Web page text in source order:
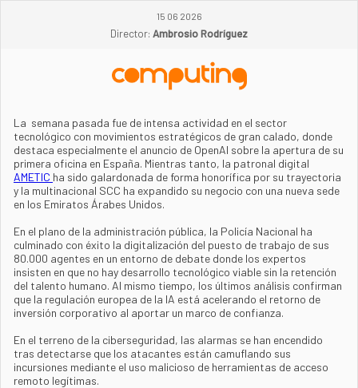
15 06 2026
Director: Ambrosio Rodríguez
La semana pasada fue de intensa actividad en el sector
tecnológico con movimientos estratégicos de gran calado, donde
destaca especialmente el anuncio de OpenAI sobre la apertura de su
primera oficina en España. Mientras tanto, la patronal digital
AMETIC ha sido galardonada de forma honorífica por su trayectoria
y la multinacional SCC ha expandido su negocio con una nueva sede
en los Emiratos Árabes Unidos.
En el plano de la administración pública, la Policía Nacional ha
culminado con éxito la digitalización del puesto de trabajo de sus
80.000 agentes en un entorno de debate donde los expertos
insisten en que no hay desarrollo tecnológico viable sin la retención
del talento humano. Al mismo tiempo, los últimos análisis confirman
que la regulación europea de la IA está acelerando el retorno de
inversión corporativo al aportar un marco de confianza.
En el terreno de la ciberseguridad, las alarmas se han encendido
tras detectarse que los atacantes están camuflando sus
incursiones mediante el uso malicioso de herramientas de acceso
remoto legítimas.